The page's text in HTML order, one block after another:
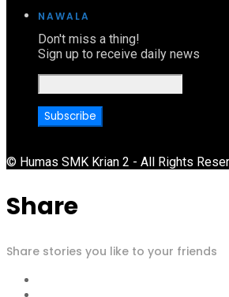
NAWALA
Don't miss a thing!
Sign up to receive daily news
© Humas SMK Krian 2 - All Rights
Share
Share stories you like to your friends